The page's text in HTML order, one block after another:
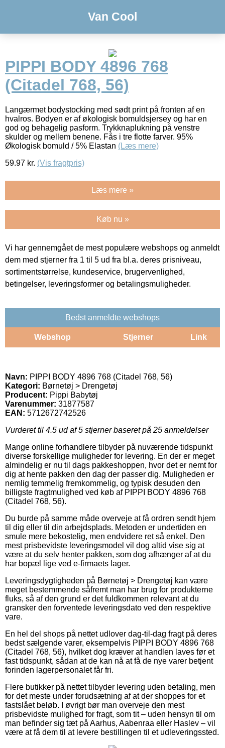
Van Cool
PIPPI BODY 4896 768
(Citadel 768, 56)
Langærmet bodystocking med sødt print på fronten af en
hvalros. Bodyen er af økologisk bomuldsjersey og har en
god og behagelig pasform. Trykknaplukning på venstre
skulder og mellem benene. Fås i tre flotte farver. 95%
Økologisk bomuld / 5% Elastan (Læs mere)
59.97 kr. (Vis fragtpris)
Læs mere »
Køb nu »
Vi har gennemgået de mest populære webshops og anmeldt
dem med stjerner fra 1 til 5 ud fra bl.a. deres prisniveau,
sortimentstørrelse, kundeservice, brugervenlighed,
betingelser, leveringsformer og betalingsmuligheder.
Bedst anmeldte webshops
Webshop Stjerner Link
Navn: PIPPI BODY 4896 768 (Citadel 768, 56)
Kategori: Børnetøj > Drengetøj
Producent: Pippi Babytøj
Varenummer: 31877587
EAN: 5712672742526
Vurderet til 4.5 ud af 5 stjerner baseret på 25 anmeldelser
Mange online forhandlere tilbyder på nuværende tidspunkt
diverse forskellige muligheder for levering. En der er meget
almindelig er nu til dags pakkeshoppen, hvor det er nemt for
dig at hente pakken den dag der passer dig. Muligheden er
nemlig temmelig fremkommelig, og typisk desuden den
billigste fragtmulighed ved køb af PIPPI BODY 4896 768
(Citadel 768, 56).
Du burde på samme måde overveje at få ordren sendt hjem
til dig eller til din arbejdsplads. Metoden er undertiden en
smule mere bekostelig, men endvidere ret så enkel. Den
mest prisbevidste leveringsmodel vil dog altid vise sig at
være at du selv henter pakken, som dog afhænger af at du
har bopæl lige ved e-firmaets lager.
Leveringsdygtigheden på Børnetøj > Drengetøj kan være
meget bestemmende såfremt man har brug for produkterne
fluks, så af den grund er det fuldkommen relevant at du
gransker den forventede leveringsdato ved den respektive
vare.
En hel del shops på nettet udlover dag-til-dag fragt på deres
bedst sælgende varer, eksempelvis PIPPI BODY 4896 768
(Citadel 768, 56), hvilket dog kræver at handlen laves før et
fast tidspunkt, sådan at de kan nå at få de nye varer betjent
forinden lagerpersonalet får fri.
Flere butikker på nettet tilbyder levering uden betaling, men
for det meste under forudsætning af at der shoppes for et
fastslået beløb. I øvrigt bør man overveje den mest
prisbevidste mulighed for fragt, som tit – uden hensyn til om
man befinder sig tæt på Aarhus, Aabenraa eller Haslev – vil
være at få dem til at levere bestillingen til et udleveringssted.